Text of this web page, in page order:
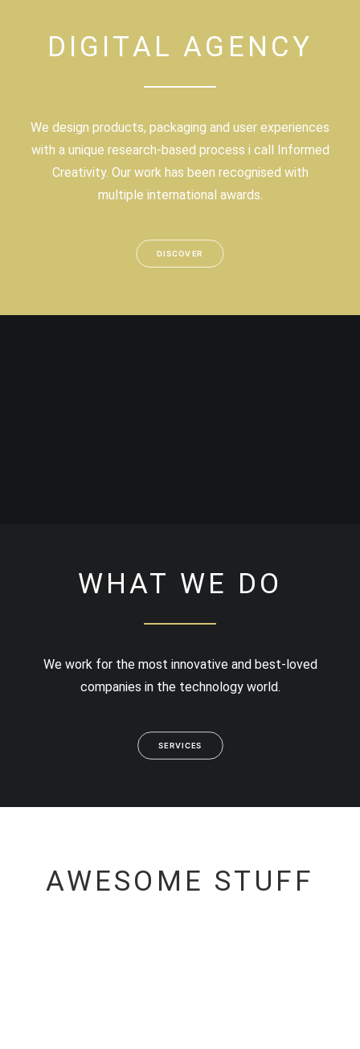
DIGITAL AGENCY
We design products, packaging and user experiences
with a unique research-based process i call Informed
Creativity. Our work has been recognised with
multiple international awards.
DISCOVER
WHAT WE DO
We work for the most innovative and best-loved
companies in the technology world.
SERVICES
AWESOME STUFF